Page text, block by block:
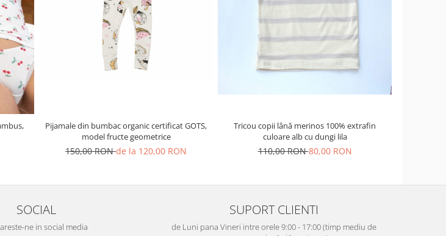
Pijamale din bumbac organic certificat GOTS,
model fructe geometrice
150,00 RONde la 120,00 RON
Tricou copii lână merinos 100% extrafin
culoare alb cu dungi lila
110,00 RON80,00 RON
SOCIAL
ne in social media
SUPORT CLIENTI
de Luni pana Vineri intre orele 9:00 - 17:00 (timp mediu de